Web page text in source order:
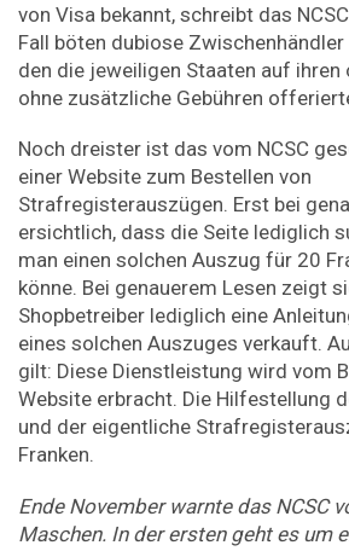
von Visa bekannt, schreibt das
Fall böten dubiose Zwischenhändler
den die jeweiligen Staaten auf
ohne zusätzliche Gebühren
Noch dreister ist das vom NCSC
einer Website zum Bestellen von
Strafregisterauszügen. Erst bei
ersichtlich, dass die Seite lediglich
man einen solchen Auszug für 20
könne. Bei genauerem Lesen zeigt
Shopbetreiber lediglich eine
eines solchen Auszuges verkauft.
gilt: Diese Dienstleistung wird vom
Website erbracht. Die Hilfestellung
und der eigentliche
Franken.
Ende November warnte das NCSC
Maschen. In der ersten geht es um